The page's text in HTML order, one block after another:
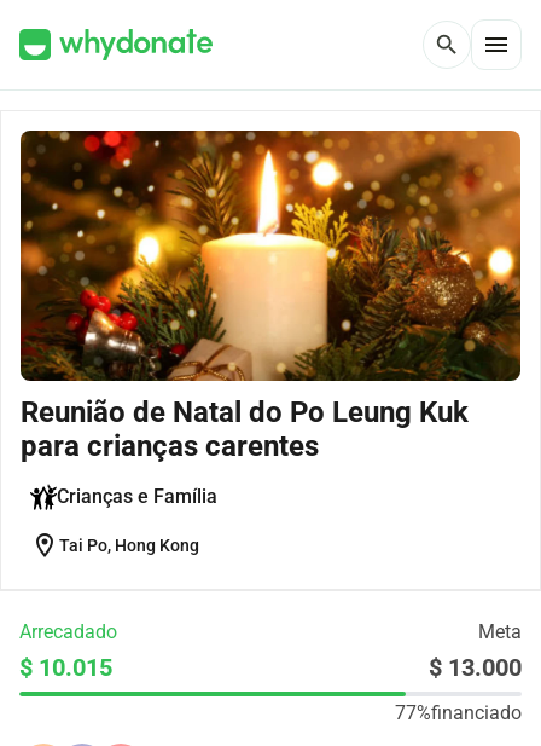
search menu
Reunião de Natal do Po Leung Kuk
para crianças carentes
Crianças e Família
location_on Tai Po, Hong Kong
Arrecadado Meta
$ 10.015 $ 13.000
77%financiado